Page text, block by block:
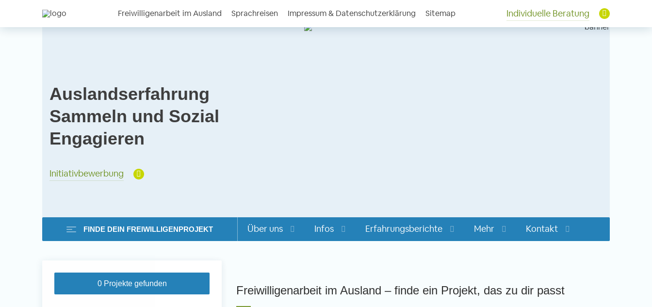
Freiwilligenarbeit im Ausland Sprachreisen Impressum & Datenschutzerklärung Sitemap Individuelle Beratung
Auslandserfahrung
Sammeln und Sozial
Engagieren
Initiativbewerbung
Freiwilligenarbeit im
FINDE DEIN FREIWILLIGENPROJEKT Über uns Infos Erfahrungsberichte Mehr Kontakt
0 Projekte gefunden
Freiwilligenarbeit im Ausland – finde ein Projekt, das zu dir passt